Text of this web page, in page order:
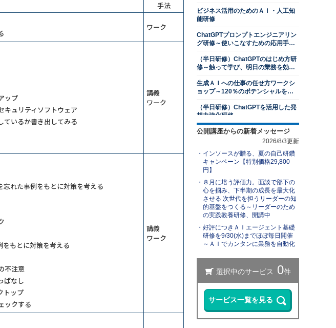
手法
ワーク
ップ
ュリティソフトウェア
ているか書き出してみる
講義
ワーク
忘れた事例をもとに対策を考える
をもとに対策を考える​
不注意
ぱなし
トップ
ックする
講義
ワーク
2026年8月24日(月)
2026年9月28日(月)オンライン
判断力強化研修～８つの観点で意思
決定ができる管理職になる
2026年8月24日(月)オンライン
プレゼンテーション研修～相手を動
会員 13,500円 通常 14,300円
若手社員研修～主体性の発揮
14,300円
2026年8月31日(月)オンライン
修～自他尊重のスタンスで言いにく
いことを伝える
会員 13,500円 通常 14,300円
2026年8月31日(月)オンライン
１対１面談研修～部下のキャリア開
発支援編
会員 13,500円 通常 14,300円
2026年8月31日(月)オンライン
レジリエンス研修～しなやかにスト
レスと向き合い、回復力を身につけ
会員
14,300円
2026年9月7日(月)オンライン
リスクマネジメント研修～未然に防
ビジネス活用のためのＡＩ・人工知
能研修
ChatGPTプロンプトエンジニアリン
グ研修～使いこなすための応用手法
（半日研修）ChatGPTのはじめ方研
修～触って学び、明日の業務を効率
生成ＡＩへの仕事の任せ方ワークシ
ョップ～120％のポテンシャルを発
（半日研修）ChatGPTを活用した発
想力強化研修
業務効率化のためのGemini研修～
Googleアプリとの連携で作業時間を
ＡＩエージェント基礎研修～自分専
用の生成ＡＩで業務を自動化する
（半日研修）ChatGPT×Excel研修～
身近なExcel業務から始めるＡＩ活用
ChatGPTを活用したビジネス文書研
修～文書作成の新スタンダードを学
生成ＡＩを活用した業務改善研修～
業務を可視化し、ＡＩに置き換え組
織展開する
入事例やリスクを知り、組織での活
用方法を検討する
【ＡＩと働く】研修担当者レベルア
ップ研修～整合性・納得感をＡＩで
担保する
Microsoft 365 Copilotの使い方研修
～資料作成の時間を半減する
公開講座からの新着メッセージ
2026/8/3更新
インソースが贈る、夏の自己研鑽
キャンペーン【特別価格29,800
円】
８月に培う評価力。面談で部下の
心を掴み、下半期の成長を最大化
させる 次世代を担うリーダーの知
的基盤をつくる～リーダーのため
の実践教養研修、開講中
好評につきＡＩエージェント基礎
研修を9/30(水)までほぼ毎日開催
～ＡＩでカンタンに業務を自動化